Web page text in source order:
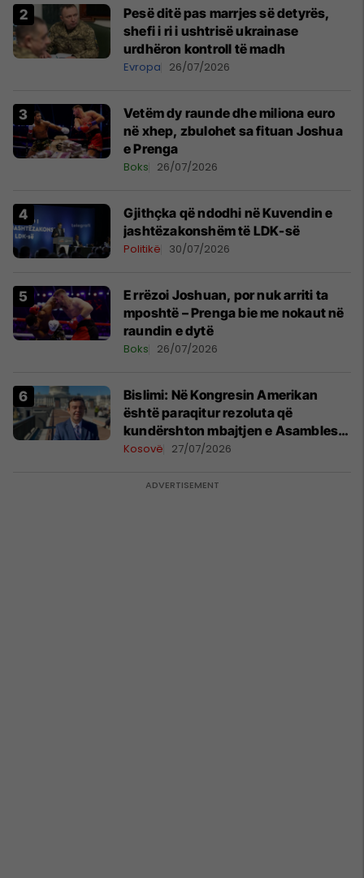
Pesë ditë pas marrjes së detyrës,
shefi i ri i ushtrisë ukrainase
urdhëron kontroll të madh
Evropa 26/07/2026
Vetëm dy raunde dhe miliona euro
në xhep, zbulohet sa fituan Joshua
e Prenga
Boks 26/07/2026
Gjithçka që ndodhi në Kuvendin e
jashtëzakonshëm të LDK-së
Politikë 30/07/2026
E rrëzoi Joshuan, por nuk arriti ta
mposhtë – Prenga bie me nokaut në
raundin e dytë
Boks 26/07/2026
Bislimi: Në Kongresin Amerikan
është paraqitur rezoluta që
kundërshton mbajtjen e Asamblesë
Parlamentare të OSBE-së në
Kosovë 27/07/2026